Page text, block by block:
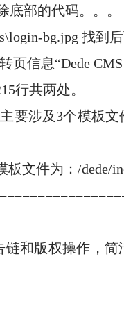
底部的代码。。。
bg.jpg 找到
页信息“Dede
行共两处。
要涉及3个模板文
文件为：/dede/
和版权操作，简